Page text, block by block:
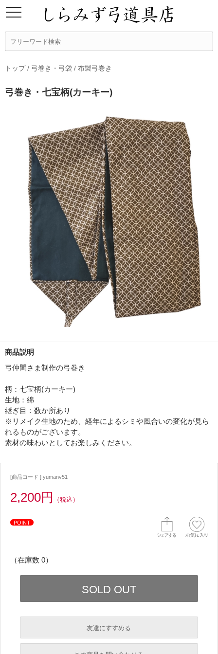
トップ/ 弓巻き・弓袋 / 布製弓巻き
弓巻き・七宝柄(カーキー)
商品説明
弓仲間さま制作の弓巻き
柄：七宝柄(カーキー)
生地：綿
継ぎ目：数か所あり
※リメイク生地のため、経年によるシミや風合いの変化が見ら
れるものがございます。
素材の味わいとしてお楽しみください。
[商品コード ] yumanv51
2,200円 （税込）
POINT
（在庫数 0）
友達にすすめる
必須